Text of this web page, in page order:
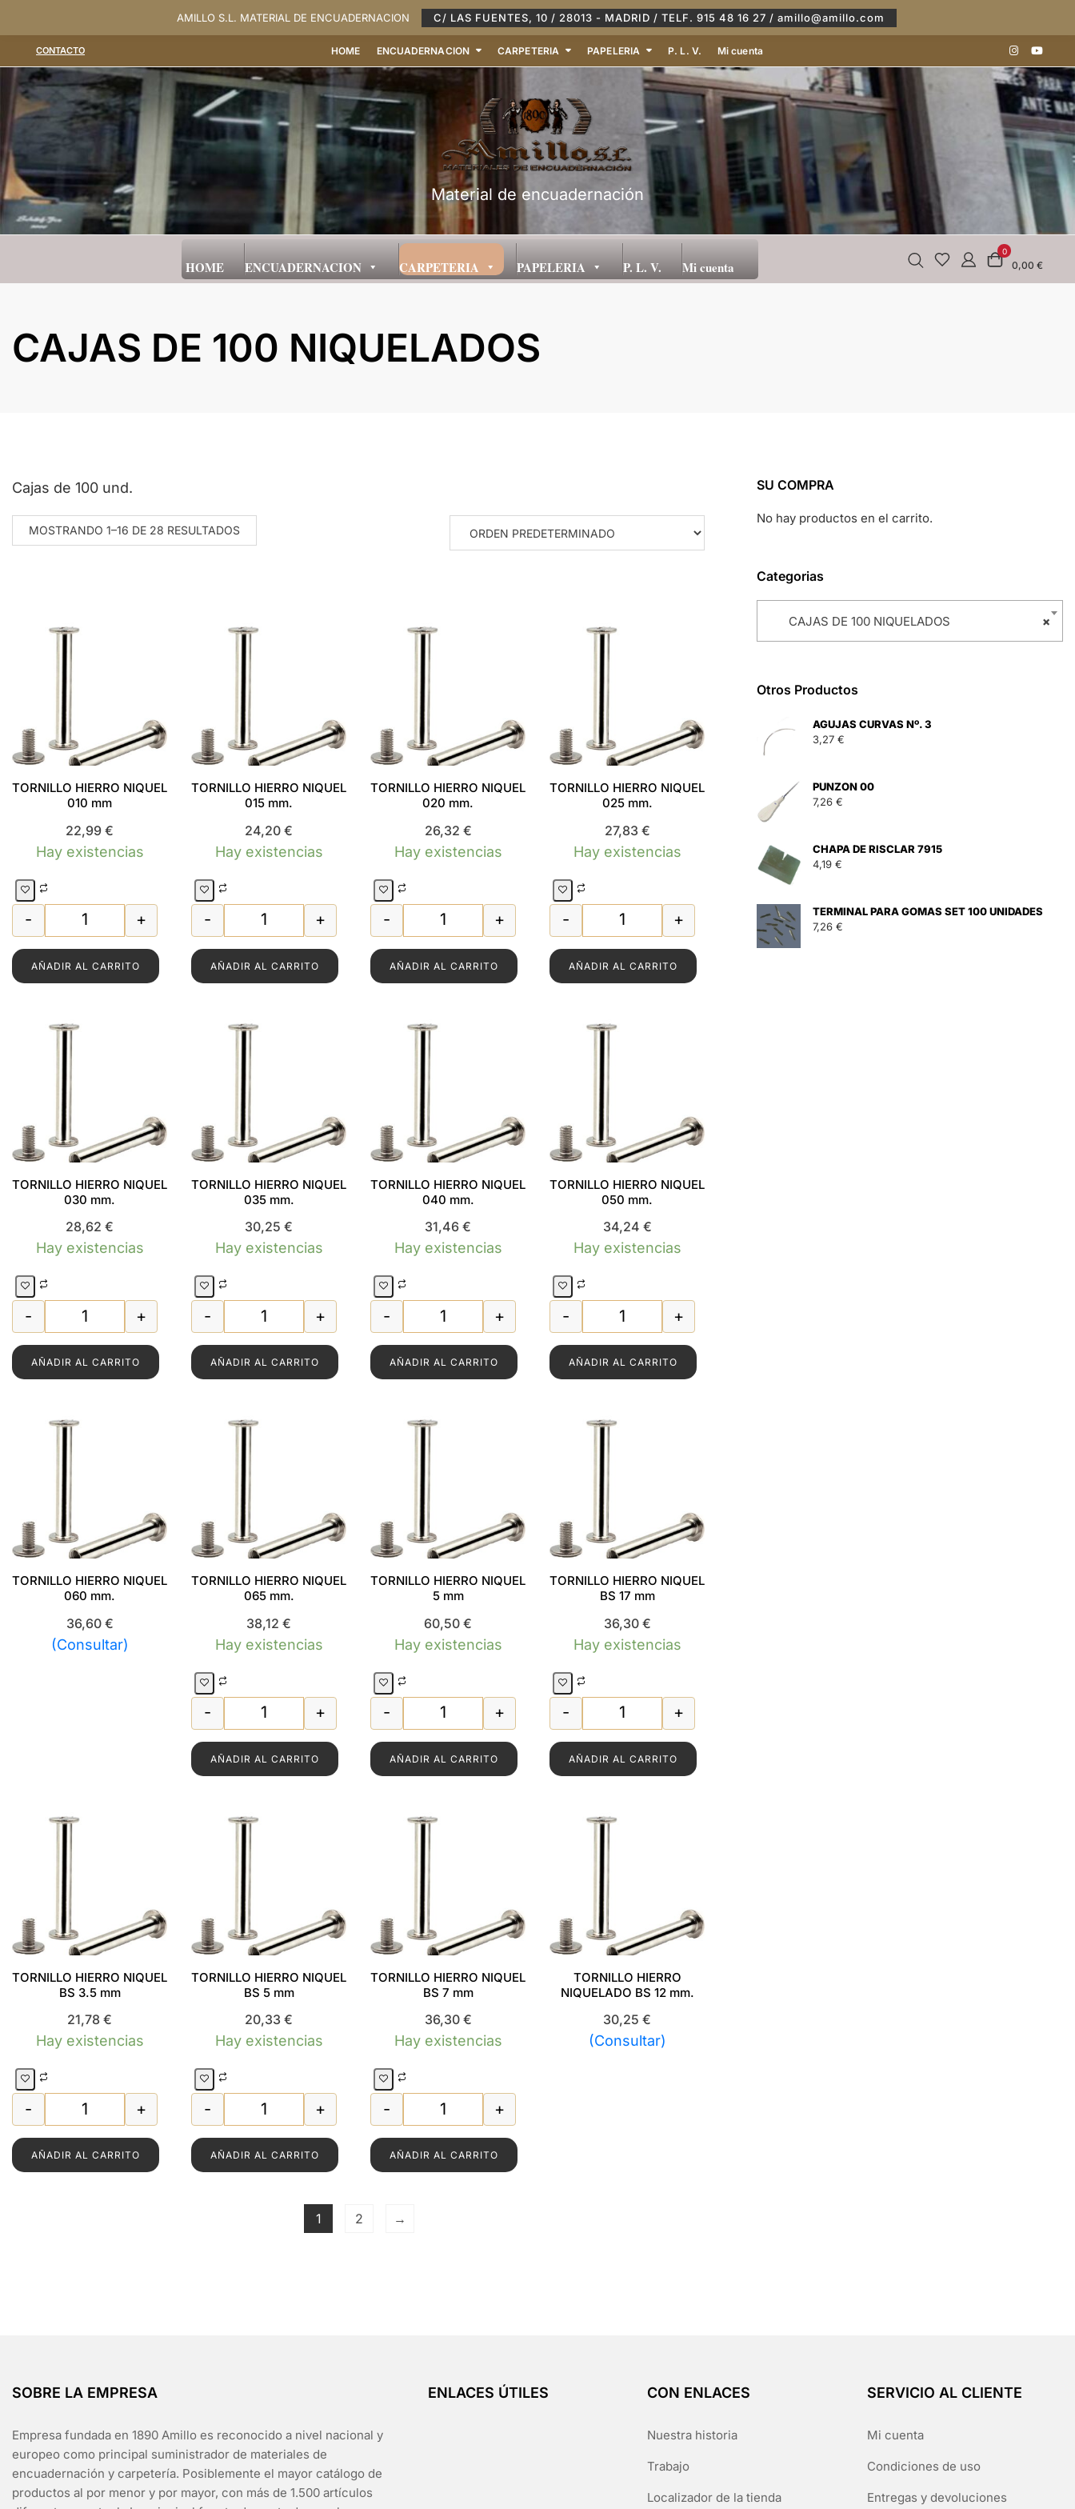
al
contenido
AMILLO S.L. MATERIAL DE ENCUADERNACION C/ LAS FUENTES, 10 / 28013 - MADRID / TELF. 915 48 16 27 / amillo@amillo.com
CONTACTO HOME ENCUADERNACION CARPETERIA PAPELERIA P. L. V. Mi cuenta
Material de encuadernación
HOME ENCUADERNACION CARPETERIA PAPELERIA P. L. V. Mi cuenta
0
0,00 €
CAJAS DE 100 NIQUELADOS
Cajas de 100 und.
MOSTRANDO 1–16 DE 28 RESULTADOS
TORNILLO HIERRO NIQUEL
010 mm
22,99 €
Hay existencias
TORNILLO HIERRO NIQUEL 010 mm cantidad
- +
AÑADIR AL CARRITO
TORNILLO HIERRO NIQUEL
015 mm.
24,20 €
Hay existencias
TORNILLO HIERRO NIQUEL 015 mm. cantidad
- +
AÑADIR AL CARRITO
TORNILLO HIERRO NIQUEL
020 mm.
26,32 €
Hay existencias
TORNILLO HIERRO NIQUEL 020 mm. cantidad
- +
AÑADIR AL CARRITO
TORNILLO HIERRO NIQUEL
025 mm.
27,83 €
Hay existencias
TORNILLO HIERRO NIQUEL 025 mm. cantidad
- +
AÑADIR AL CARRITO
TORNILLO HIERRO NIQUEL
030 mm.
28,62 €
Hay existencias
TORNILLO HIERRO NIQUEL 030 mm. cantidad
- +
AÑADIR AL CARRITO
TORNILLO HIERRO NIQUEL
035 mm.
30,25 €
Hay existencias
TORNILLO HIERRO NIQUEL 035 mm. cantidad
- +
AÑADIR AL CARRITO
TORNILLO HIERRO NIQUEL
040 mm.
31,46 €
Hay existencias
TORNILLO HIERRO NIQUEL 040 mm. cantidad
- +
AÑADIR AL CARRITO
TORNILLO HIERRO NIQUEL
050 mm.
34,24 €
Hay existencias
TORNILLO HIERRO NIQUEL 050 mm. cantidad
- +
AÑADIR AL CARRITO
TORNILLO HIERRO NIQUEL
060 mm.
36,60 €
(Consultar)
TORNILLO HIERRO NIQUEL
065 mm.
38,12 €
Hay existencias
TORNILLO HIERRO NIQUEL 065 mm. cantidad
- +
AÑADIR AL CARRITO
TORNILLO HIERRO NIQUEL
5 mm
60,50 €
Hay existencias
TORNILLO HIERRO NIQUEL 5 mm cantidad
- +
AÑADIR AL CARRITO
TORNILLO HIERRO NIQUEL
BS 17 mm
36,30 €
Hay existencias
TORNILLO HIERRO NIQUEL BS 17 mm cantidad
- +
AÑADIR AL CARRITO
TORNILLO HIERRO NIQUEL
BS 3.5 mm
21,78 €
Hay existencias
TORNILLO HIERRO NIQUEL BS 3.5 mm cantidad
- +
AÑADIR AL CARRITO
TORNILLO HIERRO NIQUEL
BS 5 mm
20,33 €
Hay existencias
TORNILLO HIERRO NIQUEL BS 5 mm cantidad
- +
AÑADIR AL CARRITO
TORNILLO HIERRO NIQUEL
BS 7 mm
36,30 €
Hay existencias
TORNILLO HIERRO NIQUEL BS 7 mm cantidad
- +
AÑADIR AL CARRITO
TORNILLO HIERRO
NIQUELADO BS 12 mm.
30,25 €
(Consultar)
1 2 →
SU COMPRA
No hay productos en el carrito.
Categorias
×
CAJAS DE 100 NIQUELADOS
Otros Productos
AGUJAS CURVAS Nº. 3
3,27 €
PUNZON 00
7,26 €
CHAPA DE RISCLAR 7915
4,19 €
TERMINAL PARA GOMAS SET 100 UNIDADES
7,26 €
SOBRE LA EMPRESA
Empresa fundada en 1890 Amillo es reconocido a nivel nacional y
europeo como principal suministrador de materiales de
encuadernación y carpetería. Posiblemente el mayor catálogo de
productos al por menor y por mayor, con más de 1.500 artículos
ENLACES ÚTILES CON ENLACES
Nuestra historia
Trabajo
Localizador de la tienda
SERVICIO AL CLIENTE
Mi cuenta
Condiciones de uso
Entregas y devoluciones